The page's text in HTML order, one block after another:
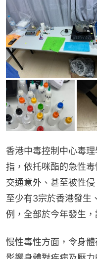
香港中毒控制中心毒
指，依托咪酯的急性
交通意外、甚至被性
至少有3宗於香港發生
例，全部於今年發生
慢性毒性方面，令身